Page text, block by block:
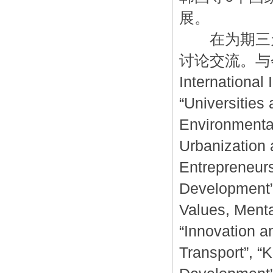
展。
在为期三
讨论交流。
International
“Universities
Urbanization
Values,
“Innovation
Transport”,